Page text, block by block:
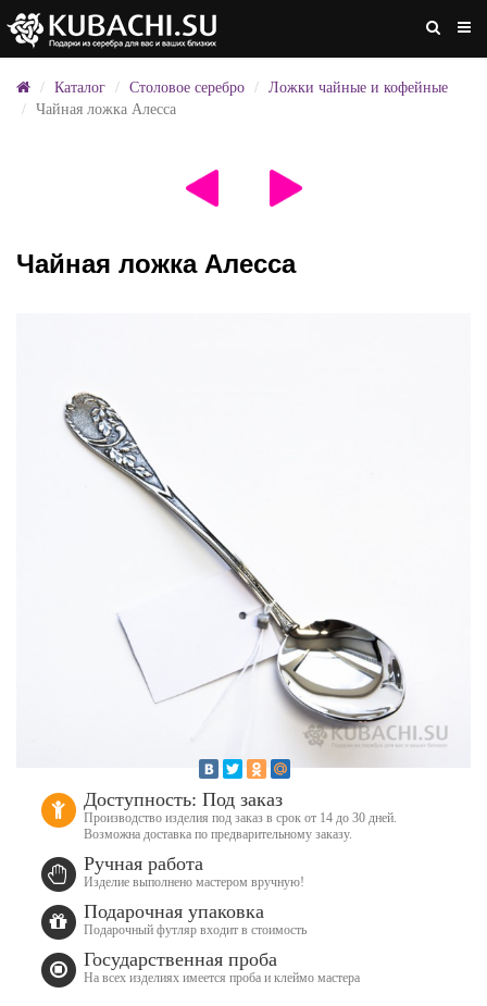
Каталог Столовое серебро
Ложки чайные и кофейные
Чайная ложка Алесса
Чайная ложка Алесса
Доступность: Под заказ
Производство изделия под заказ в срок от 14 до 30 дней.
Возможна доставка по предварительному заказу.
Ручная работа
Изделие выполнено мастером вручную!
Подарочная упаковка
Подарочный футляр входит в стоимость
Государственная проба
На всех изделиях имеется проба и клеймо мастера